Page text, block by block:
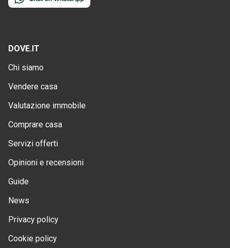
DOVE.IT
Chi siamo
Vendere casa
Valutazione immobile
Comprare casa
Servizi offerti
Opinioni e recensioni
Guide
News
Privacy policy
Cookie policy